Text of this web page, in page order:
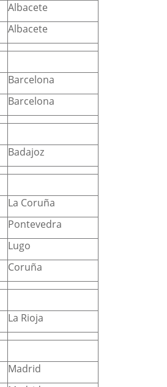
Albacete
Albacete
Barcelona
Barcelona
Badajoz
La Coruña
Pontevedra
Lugo
Coruña
La Rioja
Madrid